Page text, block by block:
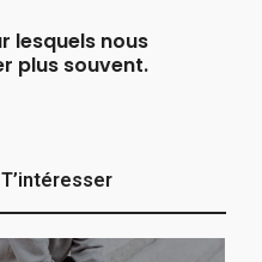
lesquels nous
plus souvent.